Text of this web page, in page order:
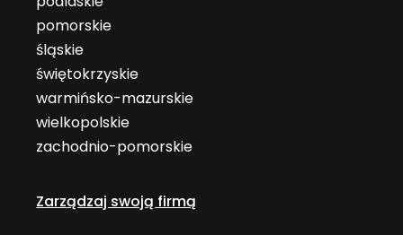
pomorskie
śląskie
świętokrzyskie
warmińsko-mazurskie
wielkopolskie
zachodnio-pomorskie
Zarządzaj swoją firmą